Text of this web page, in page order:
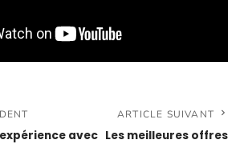
avec
ARTICLE SUIVANT
Les meilleures offres